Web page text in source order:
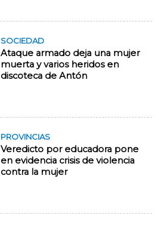
SOCIEDAD
Ataque armado deja una mujer
muerta y varios heridos en
discoteca de Antón
PROVINCIAS
Veredicto por educadora pone
en evidencia crisis de violencia
contra la mujer